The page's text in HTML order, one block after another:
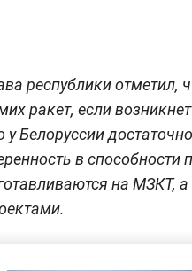
республики отметил,
ракет, если
у Белоруссии
в
на МЗКТ,